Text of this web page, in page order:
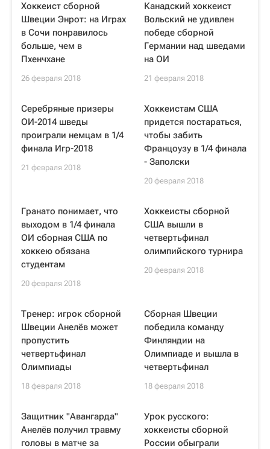
Хоккеист сборной
Швеции Энрот: на Играх
в Сочи понравилось
больше, чем в
Пхенчхане
26 февраля 2018
Канадский хоккеист
Вольский не удивлен
победе сборной
Германии над шведами
на ОИ
21 февраля 2018
Серебряные призеры
ОИ-2014 шведы
проиграли немцам в 1/4
финала Игр-2018
21 февраля 2018
Хоккеистам США
придется постараться,
чтобы забить
Францоузу в 1/4 финала
- Заполски
20 февраля 2018
Гранато понимает, что
выходом в 1/4 финала
ОИ сборная США по
хоккею обязана
студентам
20 февраля 2018
Хоккеисты сборной
США вышли в
четвертьфинал
олимпийского турнира
20 февраля 2018
Тренер: игрок сборной
Швеции Анелёв может
пропустить
четвертьфинал
Олимпиады
18 февраля 2018
Сборная Швеции
победила команду
Финляндии на
Олимпиаде и вышла в
четвертьфинал
18 февраля 2018
Защитник "Авангарда"
Анелёв получил травму
головы в матче за
Урок русского:
хоккеисты сборной
России обыграли